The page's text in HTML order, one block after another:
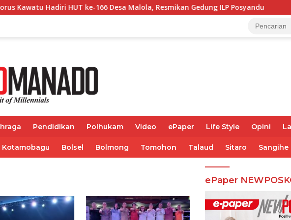
HUT ke-166 Desa Malola, Resmikan Gedung ILP Posyandu Gubernur
Pendidikan Polhukam Video ePaper Life Style Opini
Kotamobagu Bolsel Bolmong Tomohon Talaud Sitaro Sangihe
ePaper